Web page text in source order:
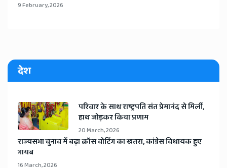
9 February, 2026
देश
​परिवार के साथ राष्ट्रपति संत प्रेमानंद से मिलीं,
हाथ जोड़कर किया प्रणाम
20 March, 2026
​राज्यसभा चुनाव में बढ़ा क्रॉस वोटिंग का खतरा, कांग्रेस विधायक हुए
गायब
16 March, 2026